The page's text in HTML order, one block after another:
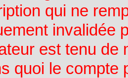
qui ne
invalidée
est tenu de
quoi le compte